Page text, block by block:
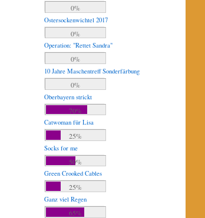
0%
Ostersockenwichtel 2017
0%
Operation: "Rettet Sandra"
0%
10 Jahre Maschentreff Sonderfärbung
0%
Oberbayern strickt
70%
Catwoman für Lisa
25%
Socks for me
50%
Green Crooked Cables
25%
Ganz viel Regen
65%